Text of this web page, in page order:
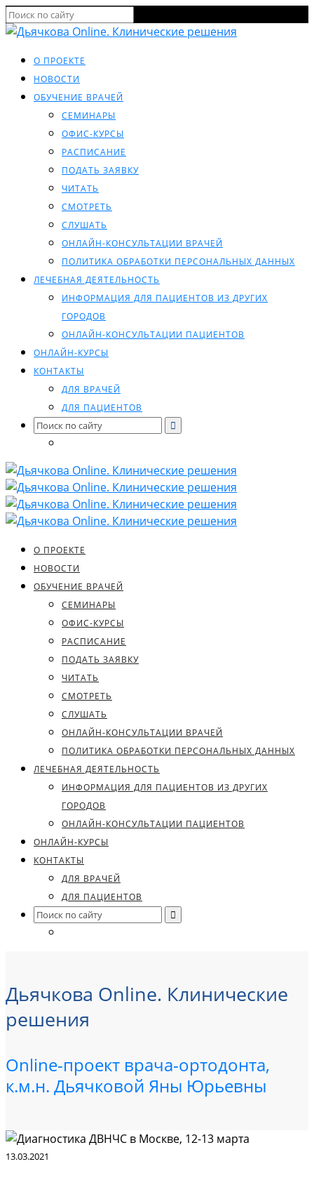
О ПРОЕКТЕ
НОВОСТИ
ОБУЧЕНИЕ ВРАЧЕЙ
СЕМИНАРЫ
ОФИС-КУРСЫ
РАСПИСАНИЕ
ПОДАТЬ ЗАЯВКУ
ЧИТАТЬ
СМОТРЕТЬ
СЛУШАТЬ
ОНЛАЙН-КОНСУЛЬТАЦИИ ВРАЧЕЙ
ПОЛИТИКА ОБРАБОТКИ ПЕРСОНАЛЬНЫХ ДАННЫХ
ЛЕЧЕБНАЯ ДЕЯТЕЛЬНОСТЬ
ИНФОРМАЦИЯ ДЛЯ ПАЦИЕНТОВ ИЗ ДРУГИХ
ГОРОДОВ
ОНЛАЙН-КОНСУЛЬТАЦИИ ПАЦИЕНТОВ
ОНЛАЙН-КУРСЫ
КОНТАКТЫ
ДЛЯ ВРАЧЕЙ
ДЛЯ ПАЦИЕНТОВ
Search
for:
О ПРОЕКТЕ
НОВОСТИ
ОБУЧЕНИЕ ВРАЧЕЙ
СЕМИНАРЫ
ОФИС-КУРСЫ
РАСПИСАНИЕ
ПОДАТЬ ЗАЯВКУ
ЧИТАТЬ
СМОТРЕТЬ
СЛУШАТЬ
ОНЛАЙН-КОНСУЛЬТАЦИИ ВРАЧЕЙ
ПОЛИТИКА ОБРАБОТКИ ПЕРСОНАЛЬНЫХ ДАННЫХ
ЛЕЧЕБНАЯ ДЕЯТЕЛЬНОСТЬ
ИНФОРМАЦИЯ ДЛЯ ПАЦИЕНТОВ ИЗ ДРУГИХ
ГОРОДОВ
ОНЛАЙН-КОНСУЛЬТАЦИИ ПАЦИЕНТОВ
ОНЛАЙН-КУРСЫ
КОНТАКТЫ
ДЛЯ ВРАЧЕЙ
ДЛЯ ПАЦИЕНТОВ
Search
for:
Дьячкова Online. Клинические
решения
Online-проект врача-ортодонта,
к.м.н. Дьячковой Яны Юрьевны
13.03.2021